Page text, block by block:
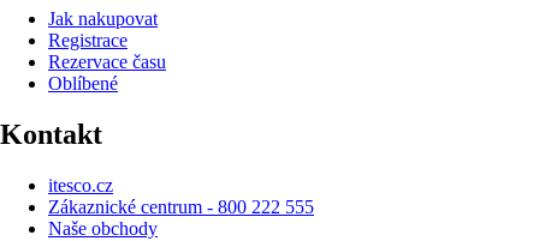
Jak nakupovat
Registrace
Rezervace času
Oblíbené
Kontakt
itesco.cz
Zákaznické centrum - 800 222 555
Naše obchody